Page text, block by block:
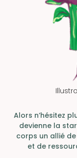
Alors n’hésitez
devienne la
corps un allié
et de